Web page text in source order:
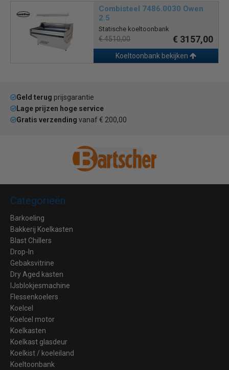
Combisteel 7486.0030 Owen
2.5
Statische koeltoonbank
€ 4510,00 € 3157,00
Koeltoonbank bekijken
Geld terug prijsgarantie
Lage prijzen hoge service
Gratis verzending vanaf € 200,00
Categorieën
Barkoeling
Bakkerij Koelkasten
Blast Chillers
Drop-In
Gebaksvitrine
Dry Aged kasten
IJsblokjesmachine
Flessenkoelers
Koelcel
Koelcel motor
Koelkasten
Koelkast glasdeur
Koelkist / koeleiland
Koeltoonbank